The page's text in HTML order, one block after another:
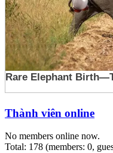
Thành viên online
No members online now.
Total: 178 (members: 0,